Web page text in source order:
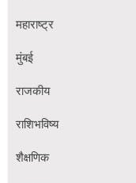
महाराष्ट्र
मुंबई
राजकीय
राशिभविष्य
शैक्षणिक